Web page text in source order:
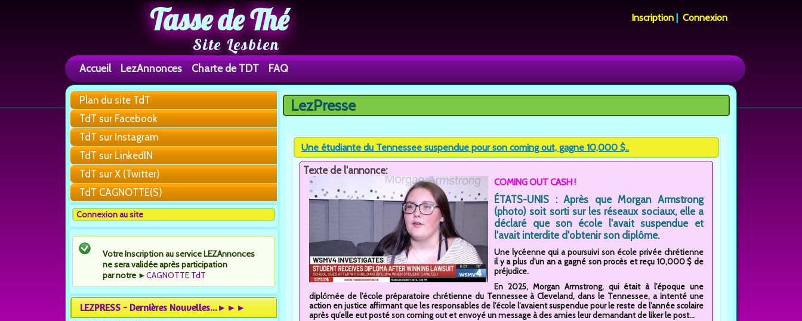
Tasse de Thé
Site Lesbien
Inscription |Connexion
Accueil LezAnnonces Charte de TDT FAQ
Plan du site TdT
TdT sur Facebook
TdT sur Instagram
TdT sur LinkedIN
TdT sur X (Twitter)
TdT CAGNOTTE(S)
Connexion au site
Votre Inscription au service LEZAnnonces
ne sera validée après participation
par notre ►CAGNOTTE TdT
LEZPRESS - Dernières Nouvelles...►►►
Vous êtes ici
LezPresse
Une étudiante du Tennessee suspendue pour son coming out, gagne 10,000 $..
Texte de l'annonce:
COMING OUT CASH !
ÉTATS-UNIS : Après que Morgan Armstrong
(photo) soit sorti sur les réseaux sociaux, elle a
déclaré que son école l'avait suspendue et
l'avait interdite d'obtenir son diplôme.
Une lycéenne qui a poursuivi son école privée chrétienne
il y a plus d'un an a gagné son procès et reçu 10,000 $ de
préjudice.
En 2025, Morgan Armstrong, qui était à l’époque une
diplômée de l’école préparatoire chrétienne du Tennessee à Cleveland, dans le Tennessee, a intenté une
action en justice affirmant que les responsables de l’école l’avaient suspendue pour le reste de l’année scolaire
après qu’elle eut posté son coming out et envoyé un message à des amies leur demandant de liker le post...